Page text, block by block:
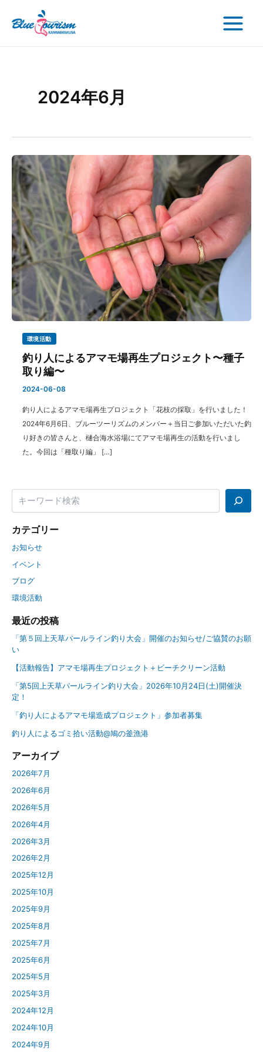
Menu
2024年6月
環境活動
釣り人によるアマモ場再生プロジェクト〜種子
取り編〜
2024-06-08
釣り人によるアマモ場再生プロジェクト「花枝の採取」を行いました！
2024年6月6日、ブルーツーリズムのメンバー＋当日ご参加いただいた釣
り好きの皆さんと、樋合海水浴場にてアマモ場再生の活動を行いまし
た。今回は「種取り編」 […]
索
カテゴリー
お知らせ
イベント
ブログ
環境活動
最近の投稿
「第５回上天草パールライン釣り大会」開催のお知らせ/ご協賛のお願
い
【活動報告】アマモ場再生プロジェクト＋ビーチクリーン活動
「第5回上天草パールライン釣り大会」2026年10月24日(土)開催決
定！
「釣り人によるアマモ場造成プロジェクト」参加者募集
釣り人によるゴミ拾い活動@鳩の釜漁港
アーカイブ
2026年7月
2026年6月
2026年5月
2026年4月
2026年3月
2026年2月
2025年12月
2025年10月
2025年9月
2025年8月
2025年7月
2025年6月
2025年5月
2025年3月
2024年12月
2024年10月
2024年9月